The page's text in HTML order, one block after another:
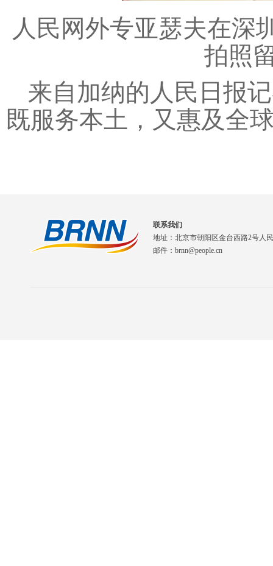
人民网外专亚瑟夫在深
拍照
来自加纳的人民日报
既服务本土，又惠及全
联系我们
地址：北京市朝阳区金台西路2号人
邮件：brnn@people.cn